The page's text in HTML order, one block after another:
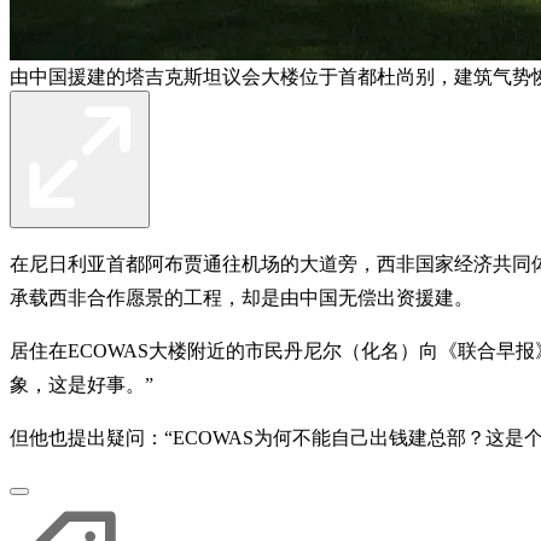
由中国援建的塔吉克斯坦议会大楼位于首都杜尚别，建筑气
在尼日利亚首都阿布贾通往机场的大道旁，西非国家经济共
承载西非合作愿景的工程，却是由中国无偿出资援建。
居住在ECOWAS大楼附近的市民丹尼尔（化名）向《联合早
象，这是好事。”
但他也提出疑问：“ECOWAS为何不能自己出钱建总部？这是